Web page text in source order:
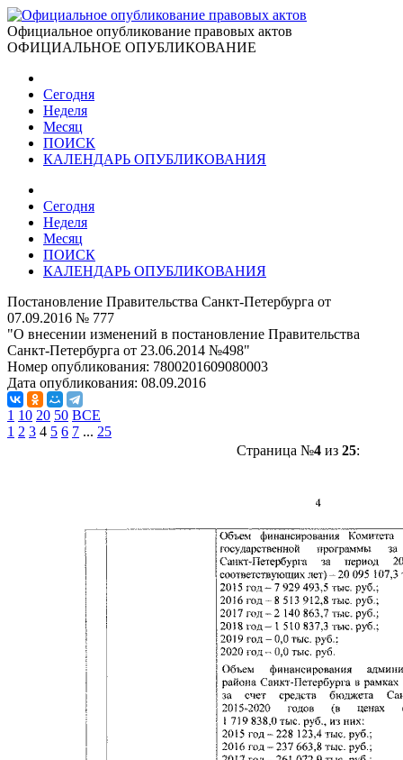
Официальное опубликование правовых актов
ОФИЦИАЛЬНОЕ ОПУБЛИКОВАНИЕ
Сегодня
Неделя
Месяц
ПОИСК
КАЛЕНДАРЬ ОПУБЛИКОВАНИЯ
Сегодня
Неделя
Месяц
ПОИСК
КАЛЕНДАРЬ ОПУБЛИКОВАНИЯ
Постановление Правительства Санкт-Петербурга от
07.09.2016 № 777
"О внесении изменений в постановление Правительства
Санкт-Петербурга от 23.06.2014 №498"
Номер опубликования: 7800201609080003
Дата опубликования: 08.09.2016
1 10 20 50 ВСЕ
1 2 3 4 5 6 7 ... 25
Страница №4из 25: